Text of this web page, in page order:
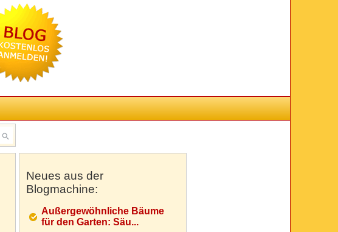
Neues aus der
Blogmachine:
Außergewöhnliche Bäume
für den Garten: Säu...